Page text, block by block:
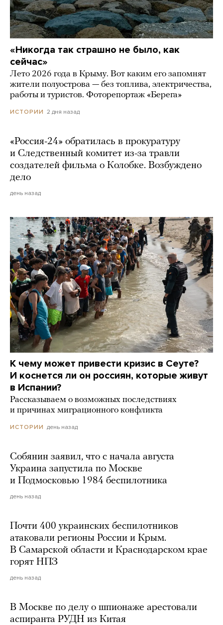
«Никогда так страшно не было, как
сейчас»
Лето 2026 года в Крыму. Вот каким его запомнят
жители полуострова — без топлива, электричества,
работы и туристов. Фоторепортаж «Берега»
ИСТОРИИ 2 дня назад
«Россия-24» обратилась в прокуратуру
и Следственный комитет из-за травли
создателей фильма о Колобке. Возбуждено
дело
день назад
К чему может привести кризис в Сеуте?
И коснется ли он россиян, которые живут
в Испании?
Рассказываем о возможных последствиях
и причинах миграционного конфликта
ИСТОРИИ день назад
Собянин заявил, что с начала августа
Украина запустила по Москве
и Подмосковью 1984 беспилотника
день назад
Почти 400 украинских беспилотников
атаковали регионы России и Крым.
В Самарской области и Краснодарском крае
горят НПЗ
день назад
В Москве по делу о шпионаже арестовали
аспиранта РУДН из Китая